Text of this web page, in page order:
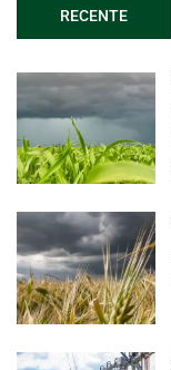
RECENTE